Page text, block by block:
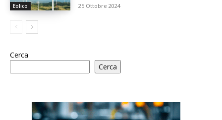
Eolico 25 Ottobre 2024
Cerca
Cerca